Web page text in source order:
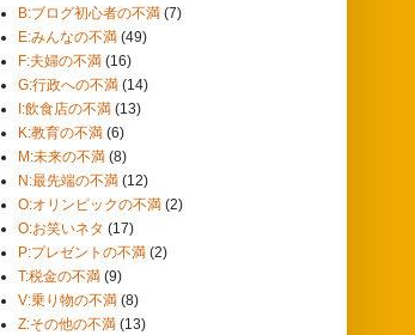
B:ブログ初心者の不満 (7)
E:みんなの不満 (49)
F:夫婦の不満 (16)
G:行政への不満 (14)
I:飲食店の不満 (13)
K:教育の不満 (6)
M:未来の不満 (8)
N:最先端の不満 (12)
O:オリンピックの不満 (2)
O:お笑いネタ (17)
P:プレゼントの不満 (2)
T:税金の不満 (9)
V:乗り物の不満 (8)
Z:その他の不満 (13)